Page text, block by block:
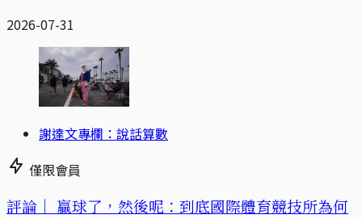
2026-07-31
謝達文專欄：說話算數
僅限會員
評論｜ 贏球了，然後呢：到底國際體育競技所為何